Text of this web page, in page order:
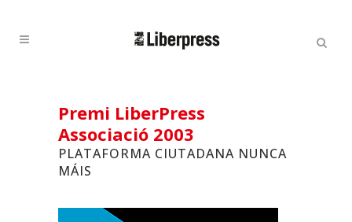
Cercar
Premi LiberPress
Associació 2003
PLATAFORMA CIUTADANA NUNCA
MÁIS